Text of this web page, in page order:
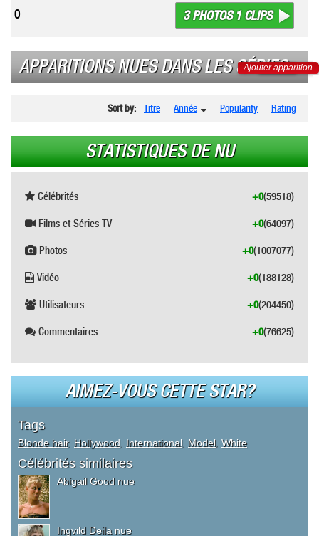
3 PHOTOS 1 CLIPS
0
APPARITIONS NUES DANS LES SÉRIES
Ajouter apparition
Sort by: Titre Année Popularity Rating
STATISTIQUES DE NU
Célébrités (59518)
+0
Films et Séries TV (64097)
+0
Photos (1007077)
+0
Vidéo (188128)
+0
Utilisateurs (204450)
+0
Commentaires (76625)
+0
AIMEZ-VOUS CETTE STAR?
Tags
Blonde hair, Hollywood International, Model, White
Célébrités similaires
Abigail Good nue
Ingvild Deila nue